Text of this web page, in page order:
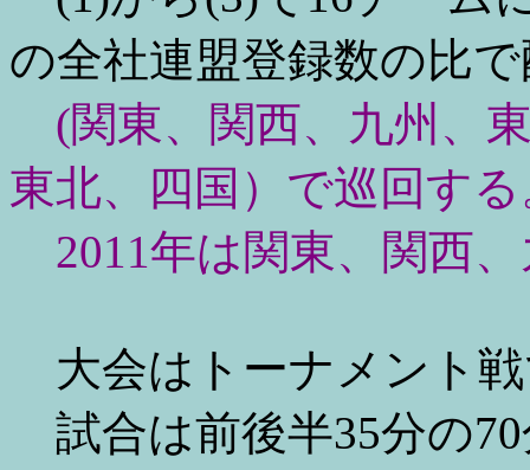
の全社連盟登録数の比
(関東、関西、九州、
東北、四国）で巡回す
2011年は関東、関西
大会はトーナメント
試合は前後半35分の